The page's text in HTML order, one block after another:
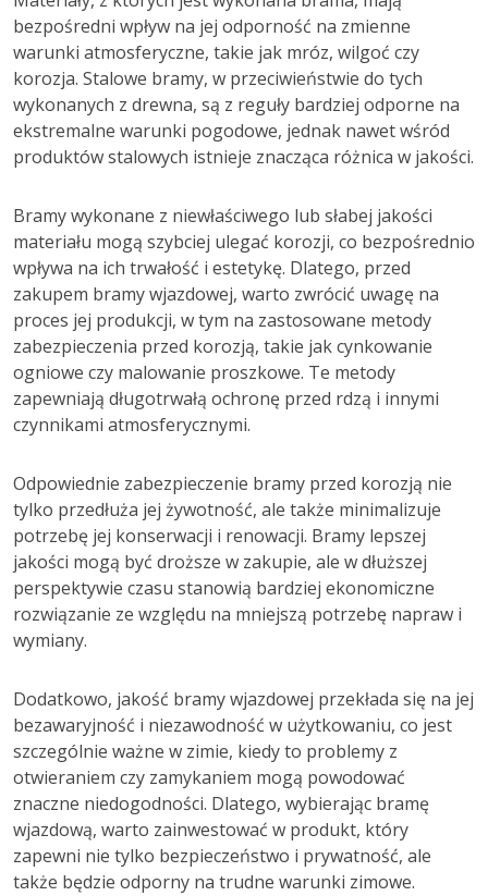
bezpośredni wpływ na jej odporność na zmienne
warunki atmosferyczne, takie jak mróz, wilgoć czy
korozja. Stalowe bramy, w przeciwieństwie do tych
wykonanych z drewna, są z reguły bardziej odporne na
ekstremalne warunki pogodowe, jednak nawet wśród
produktów stalowych istnieje znacząca różnica w jakości.
Bramy wykonane z niewłaściwego lub słabej jakości
materiału mogą szybciej ulegać korozji, co bezpośrednio
wpływa na ich trwałość i estetykę. Dlatego, przed
zakupem bramy wjazdowej, warto zwrócić uwagę na
proces jej produkcji, w tym na zastosowane metody
zabezpieczenia przed korozją, takie jak cynkowanie
ogniowe czy malowanie proszkowe. Te metody
zapewniają długotrwałą ochronę przed rdzą i innymi
czynnikami atmosferycznymi.
Odpowiednie zabezpieczenie bramy przed korozją nie
tylko przedłuża jej żywotność, ale także minimalizuje
potrzebę jej konserwacji i renowacji. Bramy lepszej
jakości mogą być droższe w zakupie, ale w dłuższej
perspektywie czasu stanowią bardziej ekonomiczne
rozwiązanie ze względu na mniejszą potrzebę napraw i
wymiany.
Dodatkowo, jakość bramy wjazdowej przekłada się na jej
bezawaryjność i niezawodność w użytkowaniu, co jest
szczególnie ważne w zimie, kiedy to problemy z
otwieraniem czy zamykaniem mogą powodować
znaczne niedogodności. Dlatego, wybierając bramę
wjazdową, warto zainwestować w produkt, który
zapewni nie tylko bezpieczeństwo i prywatność, ale
także będzie odporny na trudne warunki zimowe.